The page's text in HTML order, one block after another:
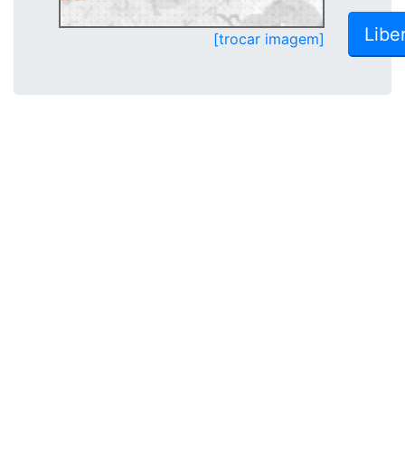
[trocar imagem]